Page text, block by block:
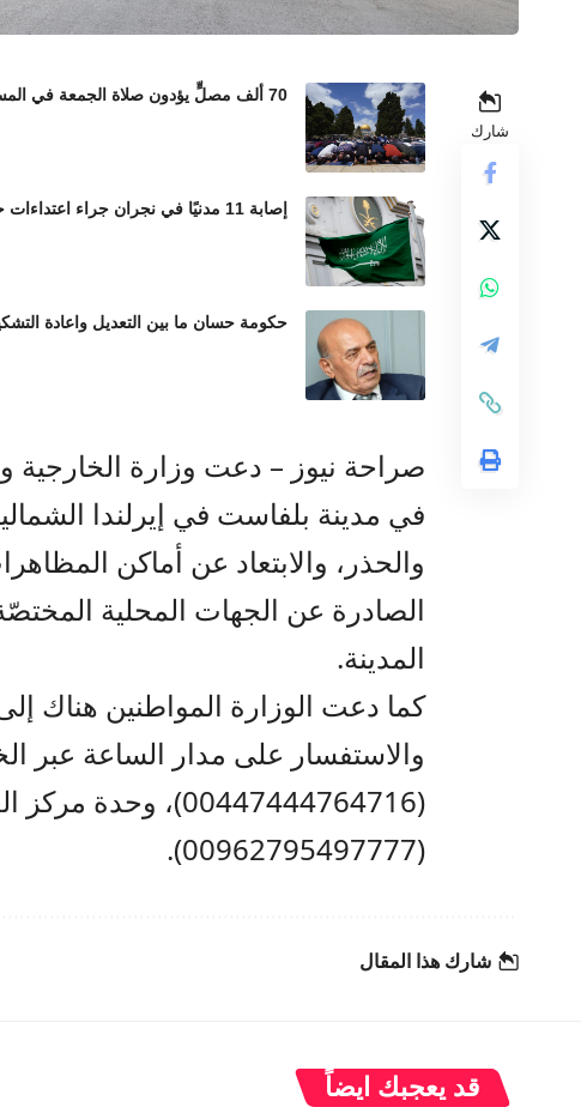
شارك
70 ألف مصلٍّ يؤدون صلاة الجمعة في المسجد الأقصى رغم إجراءات الاحتلال المشددة
إصابة 11 مدنيًا في نجران جراء اعتداءات حوثية بالمقذوفات العشوائية
حكومة حسان ما بين التعديل واعادة
صراحة نيوز – دعت وزارة الخارجية
في مدينة بلفاست في إيرلندا
والحذر، والابتعاد عن أماكن
الصادرة عن الجهات المحلية
المدينة.
كما دعت الوزارة المواطنين هناك
والاستفسار على مدار الساعة عبر
(
00447444764716)، وحدة مركز
(
00962795497777
).
شارك هذا المقال
قد يعجبك ايضاً